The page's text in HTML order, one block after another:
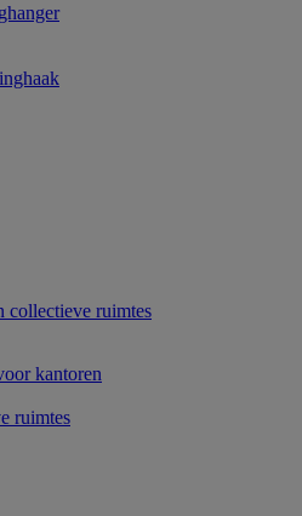
collectieve ruimtes
kantoren
ruimtes